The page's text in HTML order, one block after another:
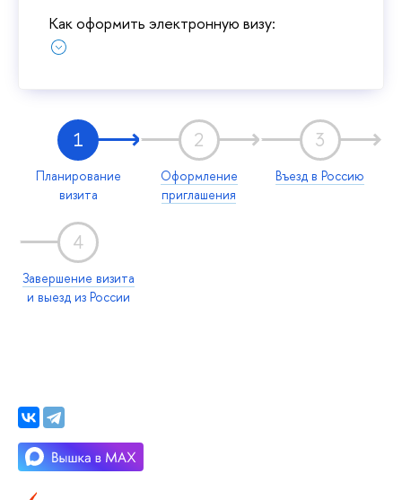
Как оформить электронную визу:
1
Планирование
визита
2
Оформление
приглашения
3
Въезд в Россию
4
Завершение визита
и выезд из России